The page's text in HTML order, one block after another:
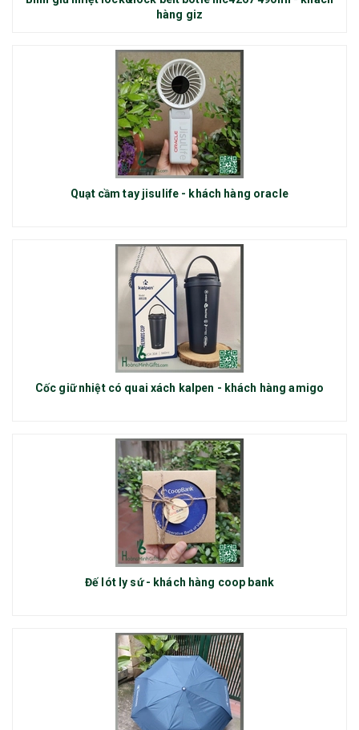
hàng giz
Quạt cầm tay jisulife - khách hàng oracle
Cốc giữ nhiệt có quai xách kalpen - khách hàng amigo
Đế lót ly sứ - khách hàng coop bank